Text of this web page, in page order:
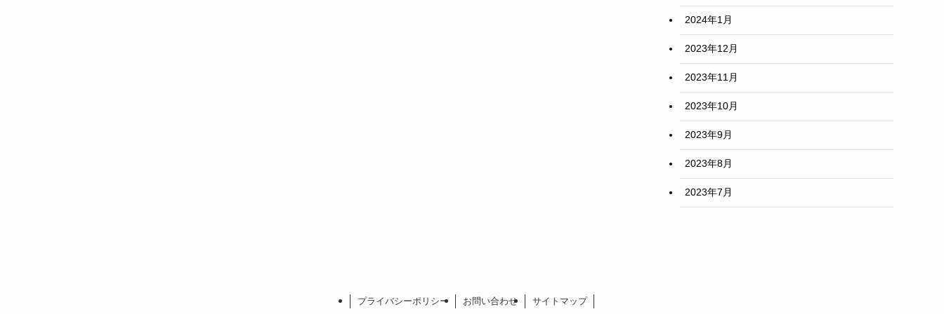
2024年1月
2023年12月
2023年11月
2023年10月
2023年9月
2023年8月
2023年7月
プライバシーポリシー お問い合わせ サイトマップ